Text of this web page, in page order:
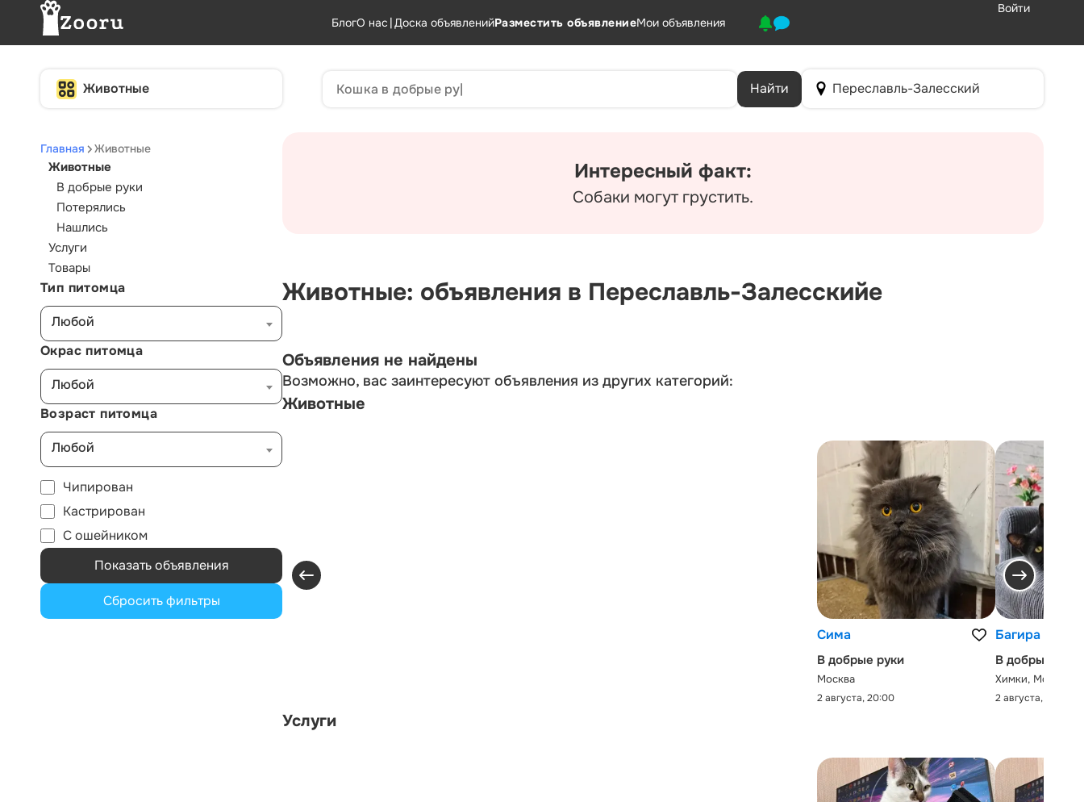
БлогО нас |Доска объявленийРазместить объявлениеМои объявления
Войти
Животные Найти Переславль-Залесский
Главная Животные
Животные
В добрые руки
Потерялись
Нашлись
Услуги
Товары
Тип питомца
Любой
Окрас питомца
Любой
Возраст питомца
Любой
Чипирован
Кастрирован
С ошейником
Показать объявления
Сбросить фильтры
Интересный факт:
Собаки могут грустить.
Животные: объявления в Переславль-Залесскийе
Объявления не найдены
Возможно, вас заинтересуют объявления из других категорий:
Животные
Сима
В добрые руки
Москва
2 августа, 20:00
Багира
В добрые руки
Химки,
2 августа, 0:00
Услуги